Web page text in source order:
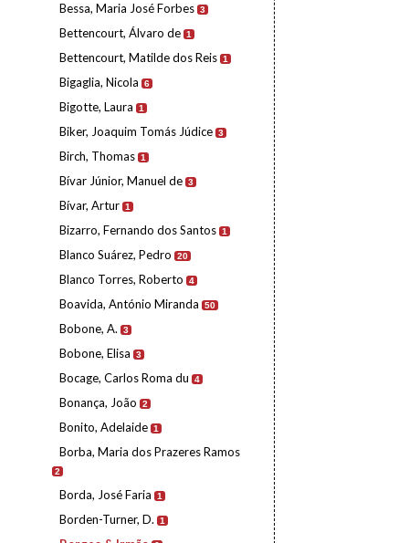
Bessa, Maria José Forbes 3
Bettencourt, Álvaro de 1
Bettencourt, Matilde dos Reis 1
Bigaglia, Nicola 6
Bigotte, Laura 1
Biker, Joaquim Tomás Júdice 3
Birch, Thomas 1
Bívar Júnior, Manuel de 3
Bívar, Artur 1
Bizarro, Fernando dos Santos 1
Blanco Suárez, Pedro 20
Blanco Torres, Roberto 4
Boavida, António Miranda 50
Bobone, A. 3
Bobone, Elisa 3
Bocage, Carlos Roma du 4
Bonança, João 2
Bonito, Adelaide 1
Borba, Maria dos Prazeres Ramos
2
Borda, José Faria 1
Borden-Turner, D. 1